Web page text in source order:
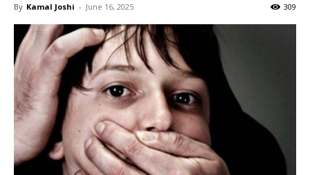
By Kamal Joshi - June 16, 2025 309